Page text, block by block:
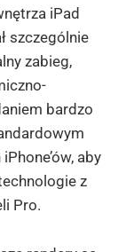
iPad
szczególnie
zabieg,
bardzo
aby
z
Pro.